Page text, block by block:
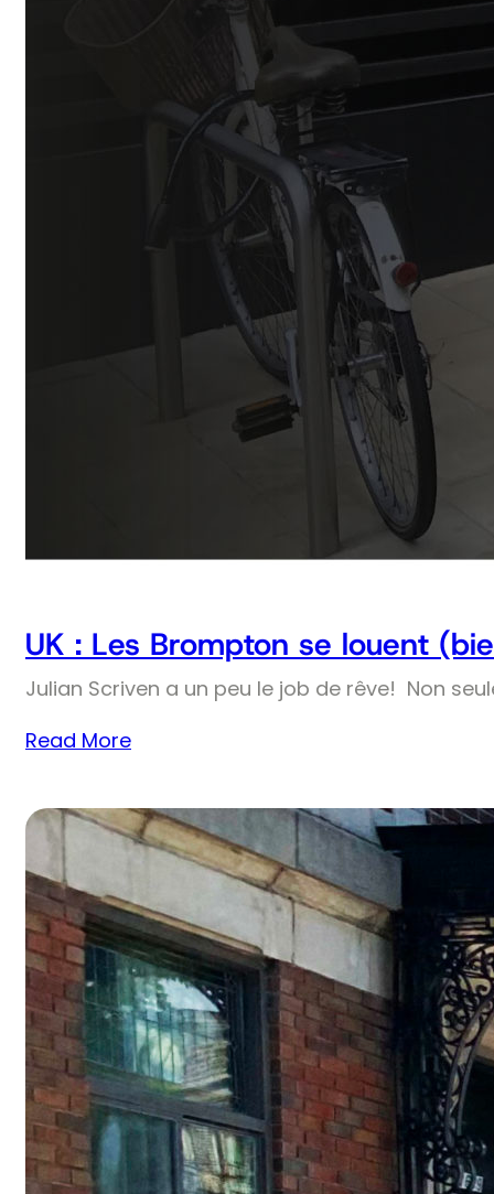
UK : Les Brompton se louent
Julian Scriven a un peu le job de rêve! Non
Read More